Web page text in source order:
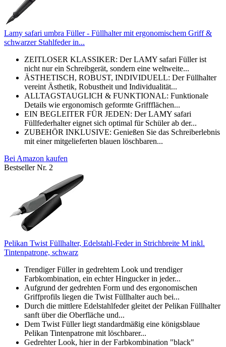
Lamy safari umbra Füller - Füllhalter mit ergonomischem Griff &
schwarzer Stahlfeder in...
ZEITLOSER KLASSIKER: Der LAMY safari Füller ist
nicht nur ein Schreibgerät, sondern eine weltweite...
ÄSTHETISCH, ROBUST, INDIVIDUELL: Der Füllhalter
vereint Ästhetik, Robustheit und Individualität...
ALLTAGSTAUGLICH & FUNKTIONAL: Funktionale
Details wie ergonomisch geformte Griffflächen...
EIN BEGLEITER FÜR JEDEN: Der LAMY safari
Füllfederhalter eignet sich optimal für Schüler ab der...
ZUBEHÖR INKLUSIVE: Genießen Sie das Schreiberlebnis
mit einer mitgelieferten blauen löschbaren...
Bei Amazon kaufen
Bestseller Nr. 2
Pelikan Twist Füllhalter, Edelstahl-Feder in Strichbreite M inkl.
Tintenpatrone, schwarz
Trendiger Füller in gedrehtem Look und trendiger
Farbkombination, ein echter Hingucker in jeder...
Aufgrund der gedrehten Form und des ergonomischen
Griffprofils liegen die Twist Füllhalter auch bei...
Durch die mittlere Edelstahlfeder gleitet der Pelikan Füllhalter
sanft über die Oberfläche und...
Dem Twist Füller liegt standardmäßig eine königsblaue
Pelikan Tintenpatrone mit löschbarer...
Gedrehter Look, hier in der Farbkombination "black"